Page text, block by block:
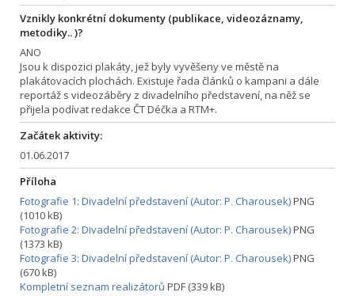
Vznikly konkrétní dokumenty (publikace, videozáznamy,
metodiky.. )?
ANO
Jsou k dispozici plakáty, jež byly vyvěšeny ve městě na
plakátovacích plochách. Existuje řada článků o kampani a dále
reportáž s videozáběry z divadelního představení, na něž se
přijela podívat redakce ČT Déčka a RTM+.
Začátek aktivity:
01.06.2017
Příloha
Fotografie 1: Divadelní představení (Autor: P. Charousek)PNG
(1010 kB)
Fotografie 2: Divadelní představení (Autor: P. Charousek)PNG
(1373 kB)
Fotografie 3: Divadelní představení (Autor: P. Charousek)PNG
(670 kB)
Kompletní seznam realizátorů PDF (339 kB)